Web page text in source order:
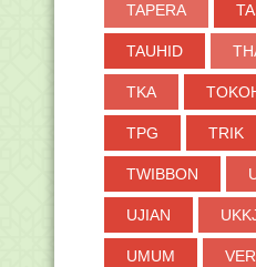
TAPERA
TAUHID
TKA
TPG TRIK
TWIBBON
UJIAN
UMUM